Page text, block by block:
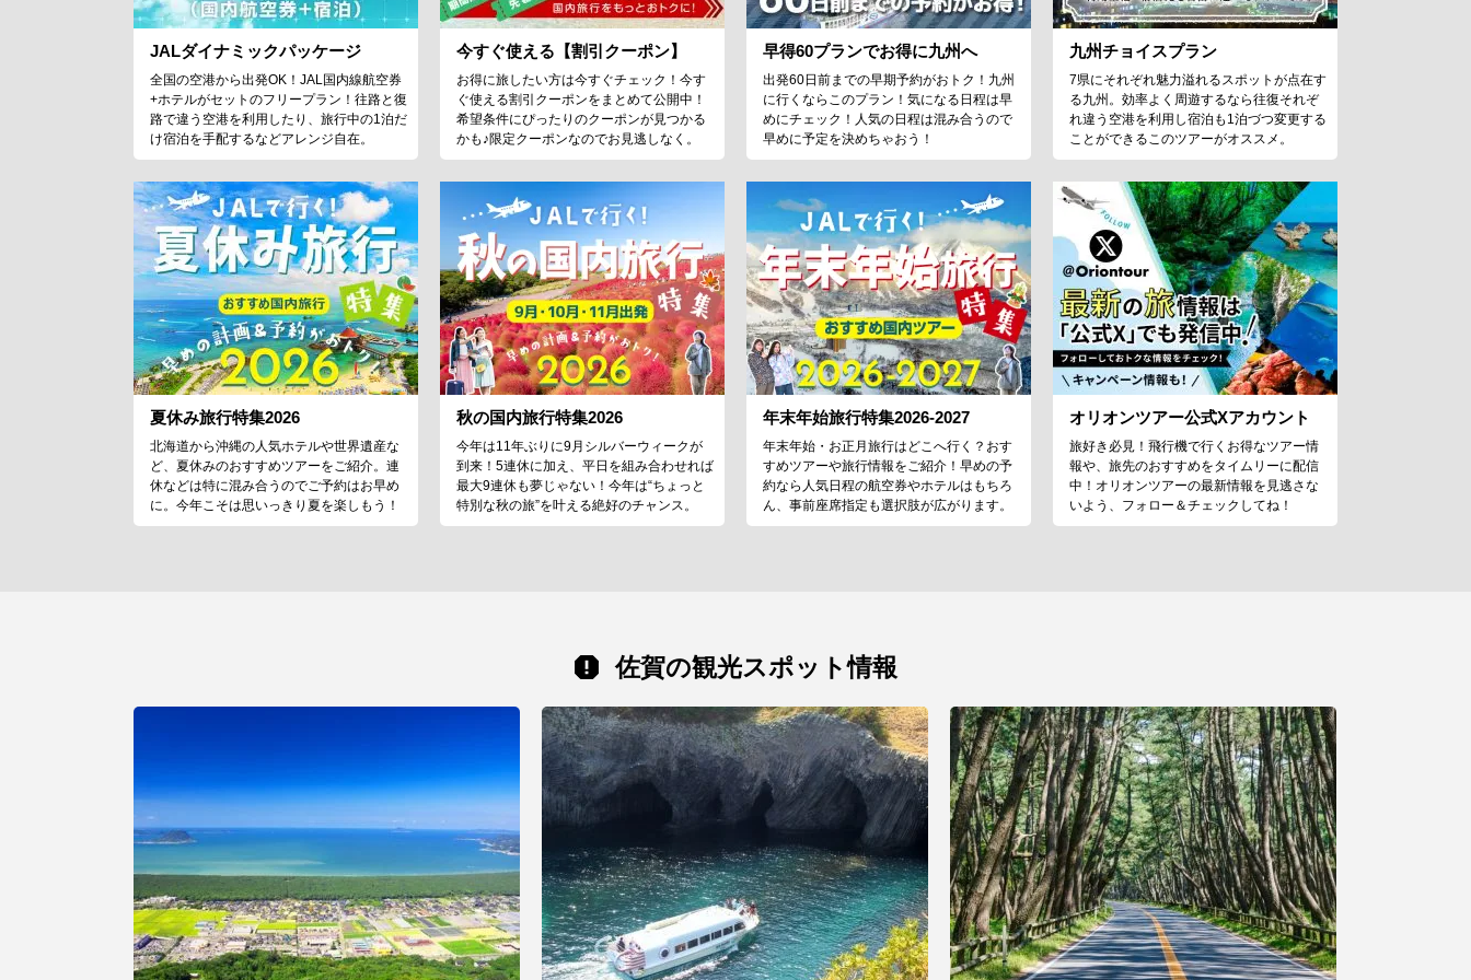
JALダイナミックパッケージ
全国の空港から出発OK！JAL国内線航空券
+ホテルがセットのフリープラン！往路と復
路で違う空港を利用したり、旅行中の1泊だ
け宿泊を手配するなどアレンジ自在。
今すぐ使える【割引クーポン】
お得に旅したい方は今すぐチェック！今す
ぐ使える割引クーポンをまとめて公開中！
希望条件にぴったりのクーポンが見つかる
かも♪限定クーポンなのでお見逃しなく。
早得60プランでお得に九州へ
出発60日前までの早期予約がおトク！九州
に行くならこのプラン！気になる日程は早
めにチェック！人気の日程は混み合うので
早めに予定を決めちゃおう！
九州チョイスプラン
7県にそれぞれ魅力溢れるスポットが点在す
る九州。効率よく周遊するなら往復それぞ
れ違う空港を利用し宿泊も1泊づつ変更する
ことができるこのツアーがオススメ。
夏休み旅行特集2026
北海道から沖縄の人気ホテルや世界遺産な
ど、夏休みのおすすめツアーをご紹介。連
休などは特に混み合うのでご予約はお早め
に。今年こそは思いっきり夏を楽しもう！
秋の国内旅行特集2026
今年は11年ぶりに9月シルバーウィークが
到来！5連休に加え、平日を組み合わせれば
最大9連休も夢じゃない！今年は“ちょっと
特別な秋の旅”を叶える絶好のチャンス。
年末年始旅行特集2026-2027
年末年始・お正月旅行はどこへ行く？おす
すめツアーや旅行情報をご紹介！早めの予
約なら人気日程の航空券やホテルはもちろ
ん、事前座席指定も選択肢が広がります。
オリオンツアー公式Xアカウント
旅好き必見！飛行機で行くお得なツアー情
報や、旅先のおすすめをタイムリーに配信
中！オリオンツアーの最新情報を見逃さな
いよう、フォロー＆チェックしてね！
佐賀の観光スポット情報